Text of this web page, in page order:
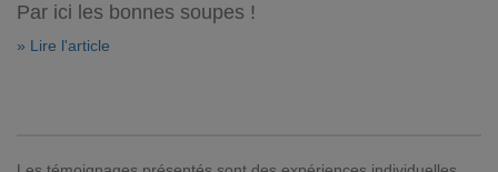
Par ici les bonnes soupes !
» Lire l'article